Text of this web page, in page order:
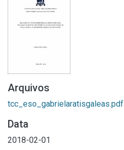
Arquivos
tcc_eso_gabrielaratisgaleas.pdf
Data
2018-02-01